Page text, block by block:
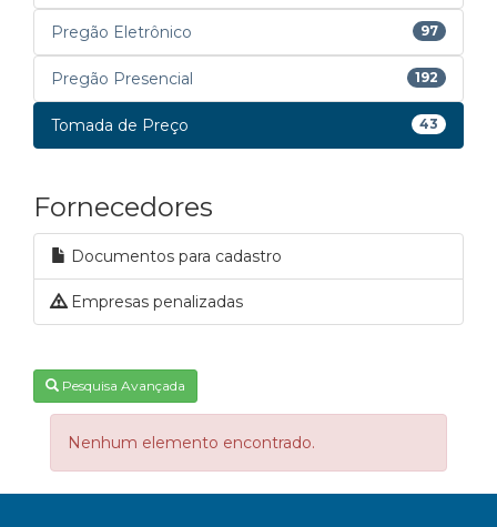
Pregão Eletrônico 97
Pregão Presencial 192
Tomada de Preço 43
Fornecedores
Documentos para cadastro
Empresas penalizadas
Pesquisa Avançada
Nenhum elemento encontrado.